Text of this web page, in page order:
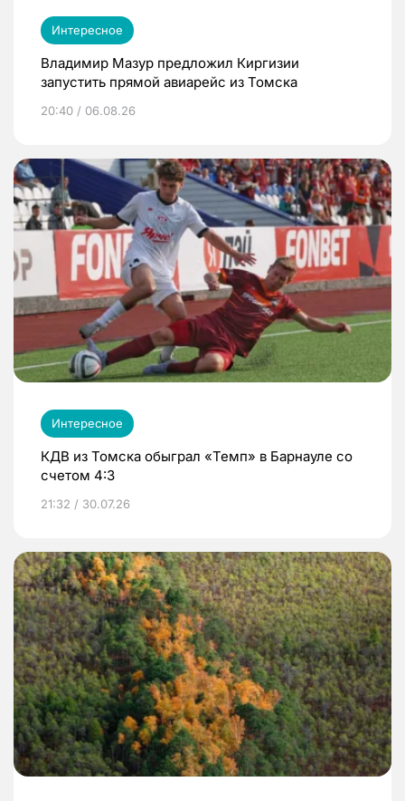
Интересное
Владимир Мазур предложил Киргизии
запустить прямой авиарейс из Томска
20:40 / 06.08.26
Интересное
КДВ из Томска обыграл «Темп» в Барнауле со
счетом 4:3
21:32 / 30.07.26